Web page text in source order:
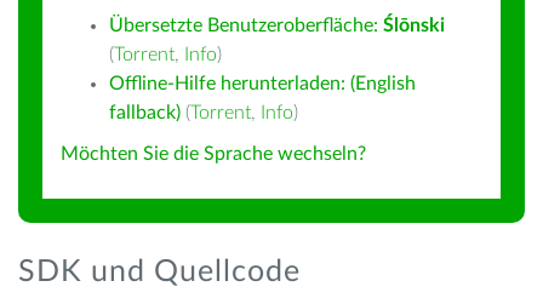
Übersetzte Benutzeroberfläche: Ślōnski
(Torrent, Info)
Offline-Hilfe herunterladen: (English
fallback) (Torrent, Info)
Möchten Sie die Sprache wechseln?
SDK und Quellcode